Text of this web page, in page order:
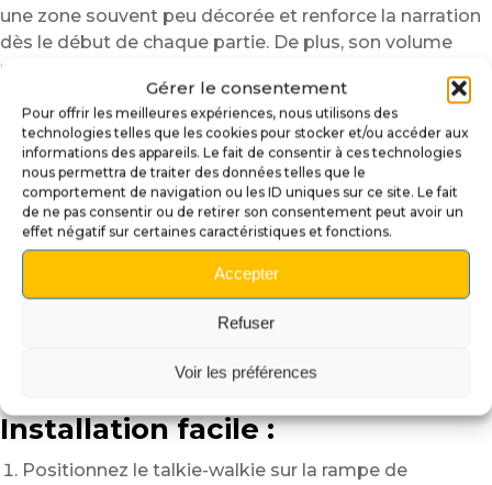
Gérer le consentement
Pour offrir les meilleures expériences, nous utilisons des
technologies telles que les cookies pour stocker et/ou accéder aux
informations des appareils. Le fait de consentir à ces technologies
nous permettra de traiter des données telles que le
comportement de navigation ou les ID uniques sur ce site. Le fait
de ne pas consentir ou de retirer son consentement peut avoir un
effet négatif sur certaines caractéristiques et fonctions.
Accepter
Refuser
Voir les préférences
une zone souvent peu décorée et renforce la narration
dès le début de chaque partie. De plus, son volume
reste parfaitement maîtrisé, ce qui garantit une
jouabilité fluide et sans gêne.
Caractéristiques :
Thème Stranger Things :référence directe aux
talkies-walkies de la série.
Décor 3D :impression 3D lissée et peinte à la main.
Éclairage intégré :LED lumineuse branchée sur la
lancement (shooter lane).
Intégration soignée :
n’impacte ni la bille ni la
Installation facile :
Positionnez le talkie-walkie sur la rampe de